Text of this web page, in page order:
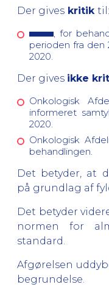
Der gives kritik til:
, for
perioden fra den
2020.
Der gives ikke
Onkologisk
informeret
2020.
Onkologisk
behandlingen.
Det betyder, at
på grundlag af
Det betyder
normen for
standard.
Afgørelsen
begrundelse.